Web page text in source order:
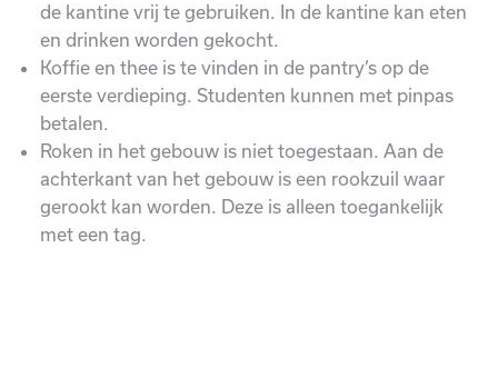
de kantine vrij te gebruiken. In de kantine kan eten
en drinken worden gekocht.
Koffie en thee is te vinden in de pantry’s op de
eerste verdieping. Studenten kunnen met pinpas
betalen.
Roken in het gebouw is niet toegestaan. Aan de
achterkant van het gebouw is een rookzuil waar
gerookt kan worden. Deze is alleen toegankelijk
met een tag.